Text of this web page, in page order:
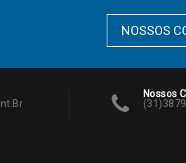
NOSSOS
Nossos